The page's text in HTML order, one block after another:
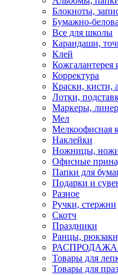
Блокноты,
Бумажно-
Все для школы
Карандаши,
Клей
Кожгалантерея
Корректура
Краски, кисти,
Лотки,
Маркеры,
Мел
Мелкоофисная
Наклейки
Ножницы, ножи
Офисные
Папки для
Подарки и
Разное
Ручки, стержни
Скотч
Праздники
Ранцы,
РАСПРОДАЖА
Товары для
Товары для